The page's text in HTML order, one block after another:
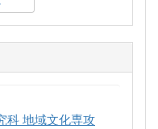
科 地域文化専攻